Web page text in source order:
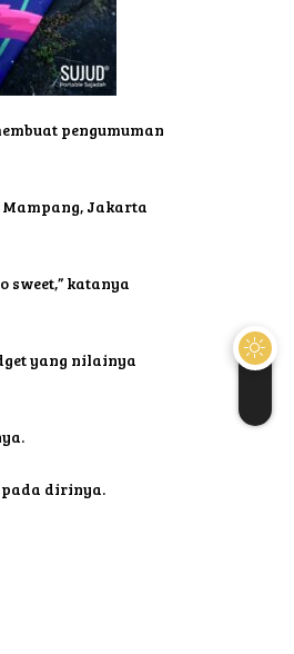
pengumuman
Mampang, Jakarta
sweet,” katanya
yang nilainya
pada dirinya.